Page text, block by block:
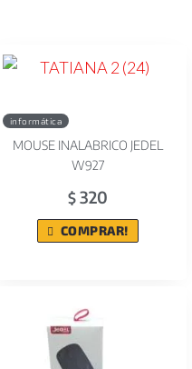
informática
MOUSE INALABRICO JEDEL
W927
$320
COMPRAR!